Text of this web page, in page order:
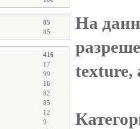
85
85
416
17
99
16
82
85
12
9
На
texture,